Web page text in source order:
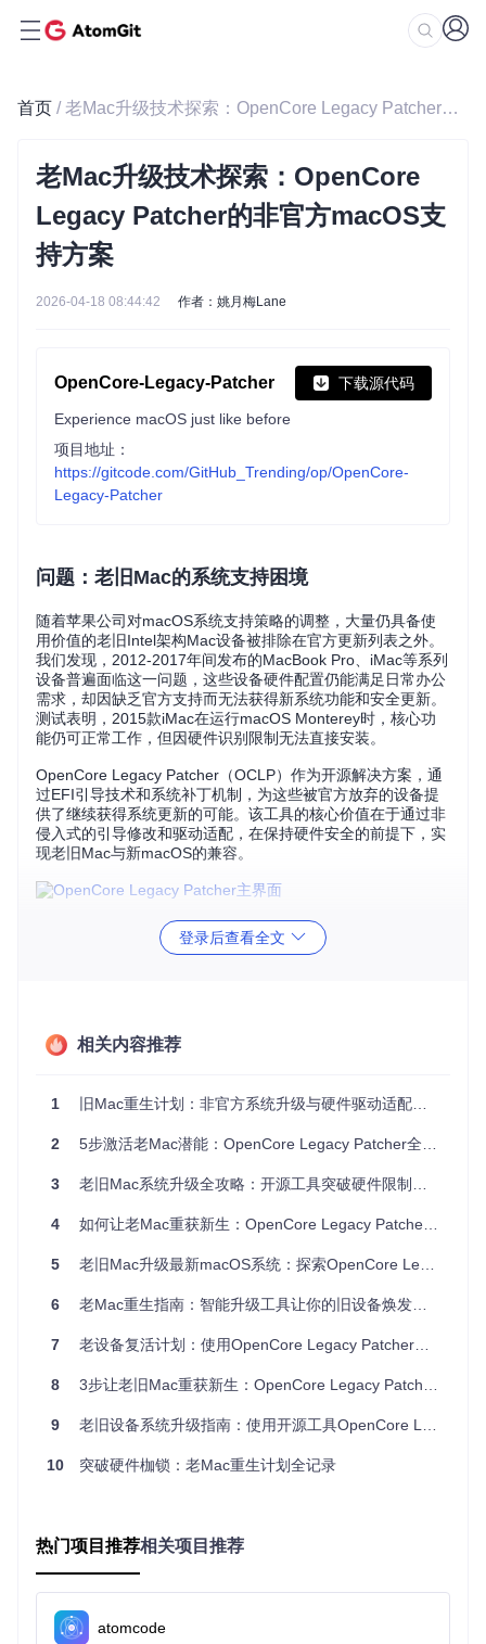
首页 / 老Mac升级技术探索：OpenCore Legacy Patcher的非官方macOS支持方案
老Mac升级技术探索：OpenCore
Legacy Patcher的非官方macOS支
持方案
2026-04-18 08:44:42 作者：姚月梅Lane
OpenCore-Legacy-Patcher 下载源代码
Experience macOS just like before
项目地址：
https://gitcode.com/GitHub_Trending/op/OpenCore-
Legacy-Patcher
问题：老旧Mac的系统支持困境
随着苹果公司对macOS系统支持策略的调整，大量仍具备使
用价值的老旧Intel架构Mac设备被排除在官方更新列表之外。
我们发现，2012-2017年间发布的MacBook Pro、iMac等系列
设备普遍面临这一问题，这些设备硬件配置仍能满足日常办公
需求，却因缺乏官方支持而无法获得新系统功能和安全更新。
测试表明，2015款iMac在运行macOS Monterey时，核心功
能仍可正常工作，但因硬件识别限制无法直接安装。
OpenCore Legacy Patcher（OCLP）作为开源解决方案，通
过EFI引导技术和系统补丁机制，为这些被官方放弃的设备提
供了继续获得系统更新的可能。该工具的核心价值在于通过非
侵入式的引导修改和驱动适配，在保持硬件安全的前提下，实
现老旧Mac与新macOS的兼容。
方案：技术突破与实现原理
Mac的系统兼容性问题：
Mac型号的精准识别，包括CPU、GPU、网卡等核心组件
的型号匹配与驱动选择。项目中的datasets目录包含了详
尽的硬件配置信息，如cpu_data.py和gpu_data.py等文件
定义了各硬件型号的兼容性参数。
EFI引导注入技术 ：采用OpenCore引导器作为基础，通过
定制化配置实现对 macOS 内核的修改与扩展。不同于传
区的直接修改，降低了操作风险。
根卷补丁系统：开发了一套完整的系统文件补丁机制，能
动程序和系统框架，从而解决硬件支持问题。sys_patch目
OCLP支持的设备范围广泛，从2007年到2017年间的多数Intel
架构Mac均能找到相应的支持方案。以下是主要Mac系列的支
持情况：
类型
起始
年份
号示例
MacB
ook P
ro
MacBoo
部分图形功
登录后查看全文
相关内容推荐
1 旧Mac重生计划：非官方系统升级与硬件驱动适配技术探索指南
2 5步激活老Mac潜能：OpenCore Legacy Patcher全方位技术探索指南
3 老旧Mac系统升级全攻略：开源工具突破硬件限制的技术探索
4 如何让老Mac重获新生：OpenCore Legacy Patcher系统升级全指南
5 老旧Mac升级最新macOS系统：探索OpenCore Legacy Patcher的技术之旅
6 老Mac重生指南：智能升级工具让你的旧设备焕发第二春
7 老设备复活计划：使用OpenCore Legacy Patcher实现非官方macOS系统升级
8 3步让老旧Mac重获新生：OpenCore Legacy Patcher完全指南
9 老旧设备系统升级指南：使用开源工具OpenCore Legacy Patcher焕发新生命
10 突破硬件枷锁：老Mac重生计划全记录
热门项目推荐相关项目推荐
atomcode